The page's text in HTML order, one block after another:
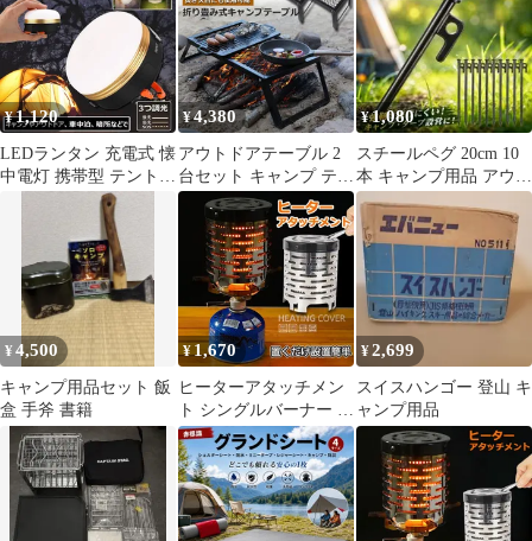
タープ 日除け 遮熱 遮
光 紫外線カット タープ
テント アウトドア 軽量
ハイキング ピクニック
バックパッキング向け
キャンプ用品 高耐水
a181a30e
型 風防 キャンプ 風よ
け 収納ケース付き バー
ベキュー キャンプ用品
プ用品
¥1,120
LEDランタン 充電式 懐
中電灯 携帯型 テントラ
イト 3つ調光モード マ
グネット式 フック付き
超軽量 小型 IP65防水
携帯便利 防水キャンプ
用品 登山 夜釣り 防災
対策 高輝度 キャンプ
ランタン
¥4,380
アウトドアテーブル 2
台セット キャンプ テー
ブル 焚き火テーブル
55×30cm 折りたたみ フ
ィールドラック キャン
プ用品 フルメッシュミ
ニテーブル スチール フ
ィールドラック BBQ 軽
量 焚き火 直火 キャン
プ アウトドア
¥1,080
スチールペグ 20cm 10
本 キャンプ用品 アウト
ドア テント フック ロ
ープ
¥4,500
キャンプ用品セット 飯
盒 手斧 書籍
¥1,670
ヒーターアタッチメン
ト シングルバーナー バ
ーナーストーブ コンロ
ヒーター 遠赤外線 ヒー
ター アタッチメント ス
トーブヒーター アウト
ドア 簡易 ストー ブ 防
¥2,699
スイスハンゴー 登山 キ
ャンプ用品